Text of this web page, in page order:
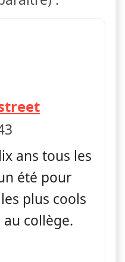
— La vie en
ans tous les
été pour
plus cools
collège.